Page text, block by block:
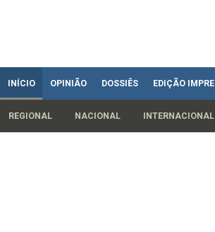
INÍCIO OPINIÃO DOSSIÊS EDIÇÃO
REGIONAL NACIONAL INTERNACIONAL